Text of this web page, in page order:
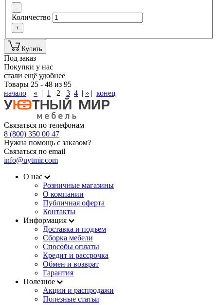
-
Количество
+
Купить
Под заказ
Покупки у нас
стали ещё удобнее
Товары 25 - 48 из 95
начало | « | 1 2 3 4 | » | конец
Связаться по телефонам
8 (800) 350 00 47
Нужна помощь с заказом?
Связаться по email
info@uytmir.com
О нас
Розничные магазины
О компании
Публичная оферта
Контакты
Информация
Доставка и подъем
Сборка мебели
Способы оплаты
Кредит и рассрочка
Обмен и возврат
Гарантия
Полезное
Акции и распродажи
Полезные статьи